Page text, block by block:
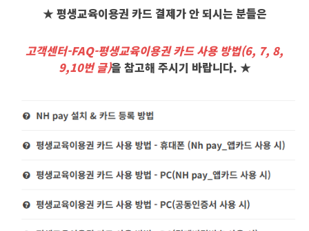
★ 평생교육이용권 카드 결제가 안 되시는 분들은
고객센터-FAQ-평생교육이용권 카드 사용 방법(6, 7, 8,
9,10번 글)을 참고해 주시기 바랍니다. ★